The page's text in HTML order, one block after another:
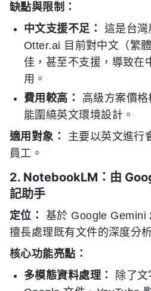
缺點與限制：
中文支援不足：
這是台灣
Otter.ai 目前對中文（繁
佳，甚至不支援，導致在
用。
費用較高：
高級方案價
能圍繞英文環境設計。
適用對象：
主要以英文進行
員工。
2. NotebookLM：由
記助手
定位：
基於 Google Gemini
擅長處理既有文件的深度分
核心功能亮點：
多模態資料處理：
除了